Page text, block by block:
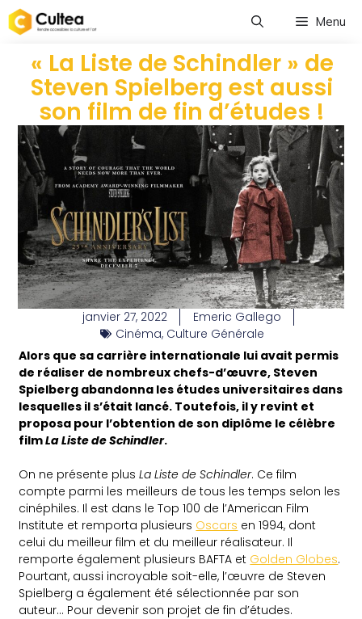
Menu
« La Liste de Schindler » de
Steven Spielberg est aussi
son film de fin d’études !
janvier 27, 2022
Emeric Gallego
Cinéma, Culture Générale
Alors que sa carrière internationale lui avait permis
de réaliser de nombreux chefs-d’œuvre, Steven
Spielberg abandonna les études universitaires dans
lesquelles il s’était lancé. Toutefois, il y revint et
proposa pour l’obtention de son diplôme le célèbre
filmLa Liste de Schindler.
On ne présente plusLa Liste de Schindler. Ce film
compte parmi les meilleurs de tous les temps selon les
cinéphiles. Il est dans le Top 100 de l’American Film
Institute et remporta plusieurs Oscars en 1994, dont
celui du meilleur film et du meilleur réalisateur. Il
remporte également plusieurs BAFTA et Golden Globes.
Pourtant, aussi incroyable soit-elle, l’œuvre de Steven
Spielberg a également été sélectionnée par son
auteur… Pour devenir son projet de fin d’études.